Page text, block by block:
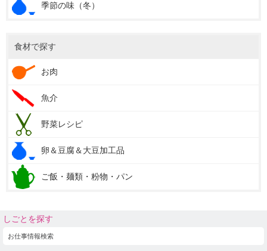
季節の味（冬）
食材で探す
お肉
魚介
野菜レシピ
卵＆豆腐＆大豆加工品
ご飯・麺類・粉物・パン
しごとを探す
お仕事情報検索